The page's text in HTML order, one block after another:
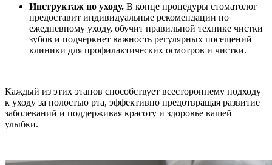
Инструктаж по уходу. В конце процедуры стоматолог
предоставит индивидуальные рекомендации по
ежедневному уходу, обучит правильной технике чистки
зубов и подчеркнет важность регулярных посещений
клиники для профилактических осмотров и чистки.
Каждый из этих этапов способствует всестороннему подходу
к уходу за полостью рта, эффективно предотвращая развитие
заболеваний и поддерживая красоту и здоровье вашей
улыбки.